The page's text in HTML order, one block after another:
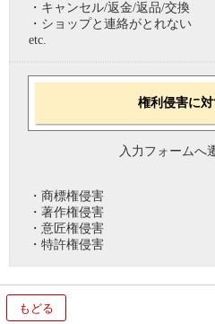
・キャンセル/返金/返品/交換
・ショップと連絡がとれない
etc.
権利侵害に
入力フォームへ
・商標権侵害
・著作権侵害
・意匠権侵害
・特許権侵害
もどる